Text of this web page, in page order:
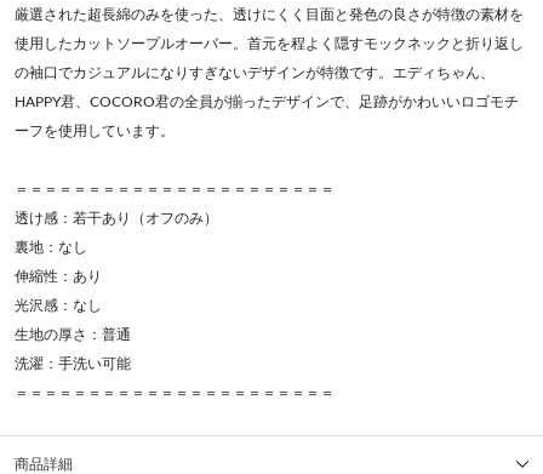
厳選された超長綿のみを使った、透けにくく目面と発色の良さが特徴の素材を
使用したカットソープルオーバー。首元を程よく隠すモックネックと折り返し
の袖口でカジュアルになりすぎないデザインが特徴です。エディちゃん、
HAPPY君、COCORO君の全員が揃ったデザインで、足跡がかわいいロゴモチ
ーフを使用しています。
＝＝＝＝＝＝＝＝＝＝＝＝＝＝＝＝＝＝＝＝＝＝
透け感：若干あり（オフのみ）
裏地：なし
伸縮性：あり
光沢感：なし
生地の厚さ：普通
洗濯：手洗い可能
＝＝＝＝＝＝＝＝＝＝＝＝＝＝＝＝＝＝＝＝＝＝
商品詳細